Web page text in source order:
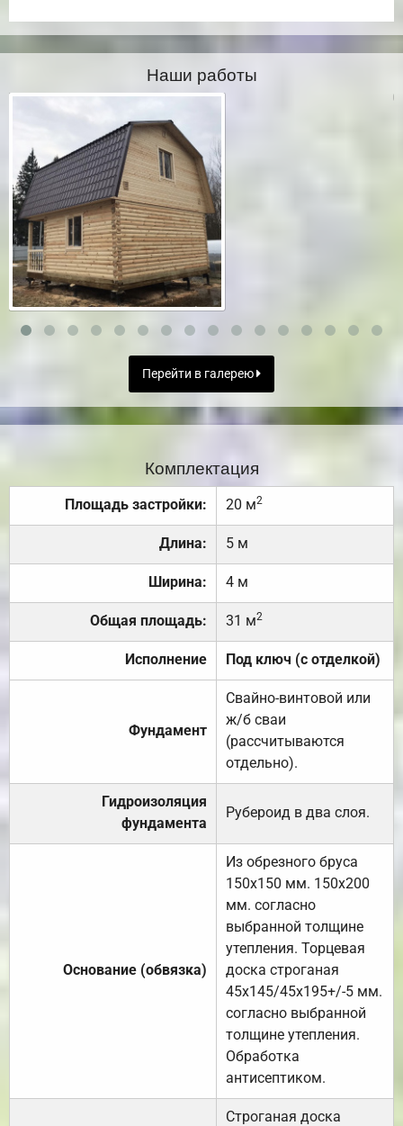
Наши работы
Перейти в галерею
Комплектация
Площадь застройки: 20 м2
Длина: 5 м
Ширина: 4 м
Общая площадь: 31 м2
Исполнение Под ключ (с отделкой)
Фундамент
Свайно-винтовой или
ж/б сваи
(рассчитываются
отдельно).
Гидроизоляция
фундамента
Рубероид в два слоя.
Основание (обвязка)
Из обрезного бруса
150х150 мм. 150х200
мм. согласно
выбранной толщине
утепления. Торцевая
доска строганая
45х145/45х195+/-5 мм.
согласно выбранной
толщине утепления.
Обработка
антисептиком.
Строганая доска